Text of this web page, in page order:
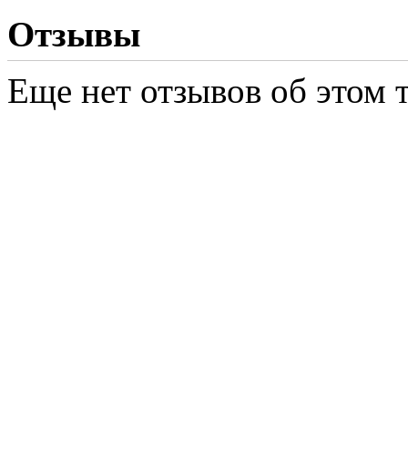
Отзывы
Еще нет отзывов об этом